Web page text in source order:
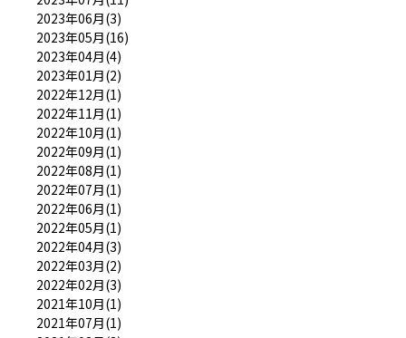
2023年06月(3)
2023年05月(16)
2023年04月(4)
2023年01月(2)
2022年12月(1)
2022年11月(1)
2022年10月(1)
2022年09月(1)
2022年08月(1)
2022年07月(1)
2022年06月(1)
2022年05月(1)
2022年04月(3)
2022年03月(2)
2022年02月(3)
2021年10月(1)
2021年07月(1)